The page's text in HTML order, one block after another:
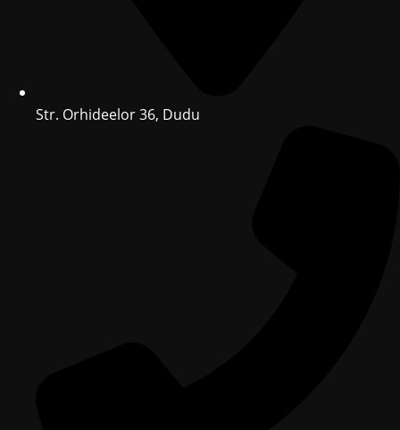
Str. Orhideelor 36, Dudu